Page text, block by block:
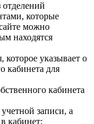
которые
можно
находятся
которое указывает о
кабинета для
кабинета
записи, а
кабинет;